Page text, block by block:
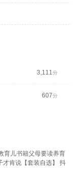
3,111分
607分
育儿书籍父母要读养育
才肯说【套装自选】 抖